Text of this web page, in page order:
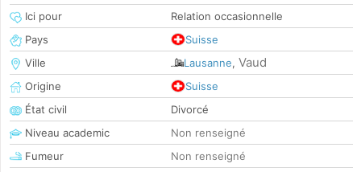
Ici pour
Relation occasionnelle
Pays
Suisse
Ville
Lausanne, Vaud
Origine
Suisse
État civil
Divorcé
Niveau academic
Non renseigné
Fumeur
Non renseigné